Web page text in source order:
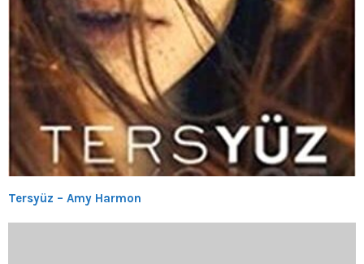
Tersyüz – Amy Harmon